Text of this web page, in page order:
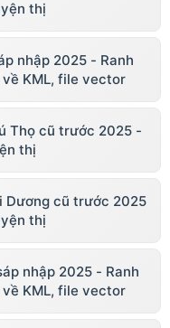
thị
nhập 2025 - Ranh
KML, file vector
Thọ cũ trước 2025 -
thị
Dương cũ trước 2025
thị
nhập 2025 - Ranh
KML, file vector